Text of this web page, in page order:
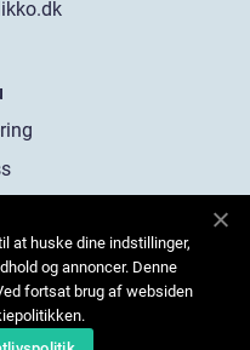
oss
at huske dine indstillinger,
og annoncer. Denne
fortsat brug af websiden